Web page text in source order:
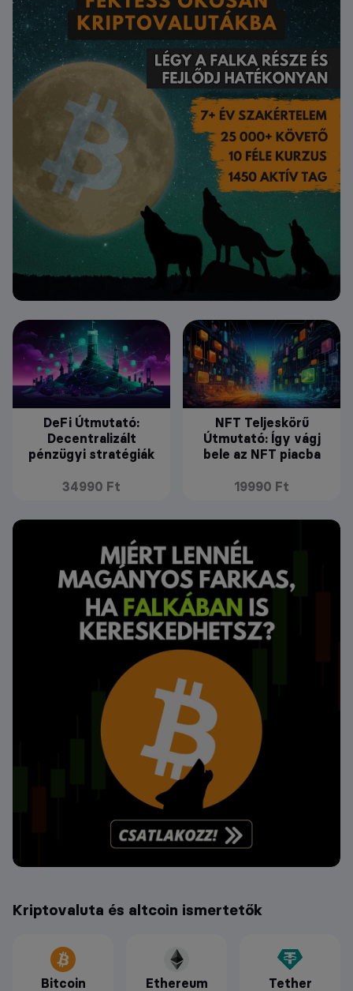
DeFi Útmutató:
Decentralizált
pénzügyi stratégiák
34990 Ft
NFT Teljeskörű
Útmutató: Így vágj
bele az NFT piacba
19990 Ft
Kriptovaluta és altcoin ismertetők
Bitcoin Ethereum Tether